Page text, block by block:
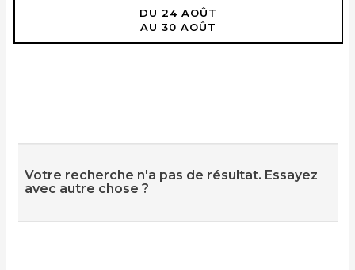
DU 24 AOÛT
AU 30 AOÛT
Votre recherche n'a pas de résultat. Essayez
avec autre chose ?